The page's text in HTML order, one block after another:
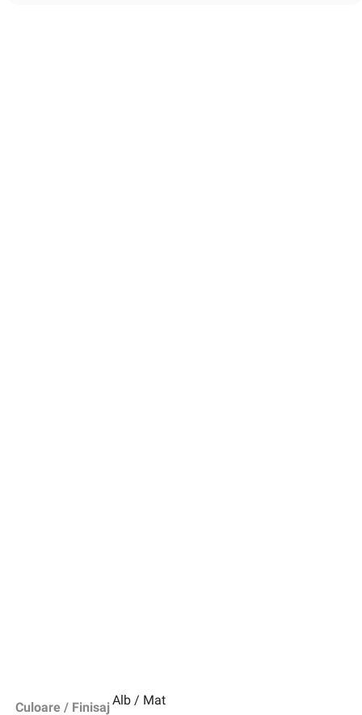
Culoare / FinisajAlb / Mat